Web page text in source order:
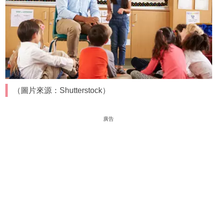
（圖片來源：Shutterstock）
廣告